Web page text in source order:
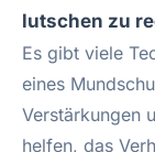
lutschen zu
Es gibt viele
eines
Verstärkungen
helfen, das